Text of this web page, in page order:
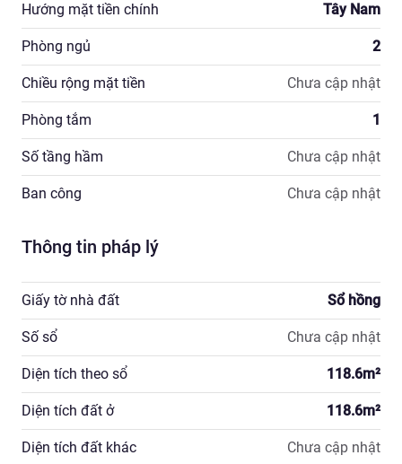
Hướng mặt tiền chính Tây Nam
Phòng ngủ 2
Chiều rộng mặt tiền Chưa cập nhật
Phòng tắm 1
Số tầng hầm Chưa cập nhật
Ban công Chưa cập nhật
Thông tin pháp lý
Giấy tờ nhà đất Sổ hồng
Số sổ Chưa cập nhật
Diện tích theo sổ 118.6m²
Diện tích đất ở 118.6m²
Diện tích đất khác Chưa cập nhật